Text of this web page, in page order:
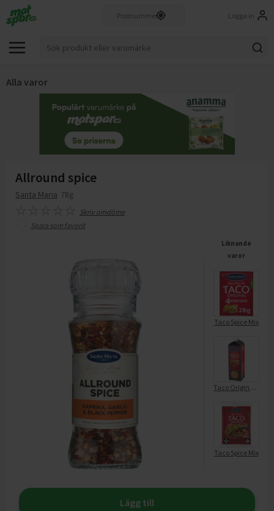
Logga in
Alla varor
Allround spice
Santa Maria 78g
Skriv omdöme
Spara som favorit
Liknande
varor
Taco Spice Mix
Taco Original Spice Mix
Taco Spice Mix
Lägg till